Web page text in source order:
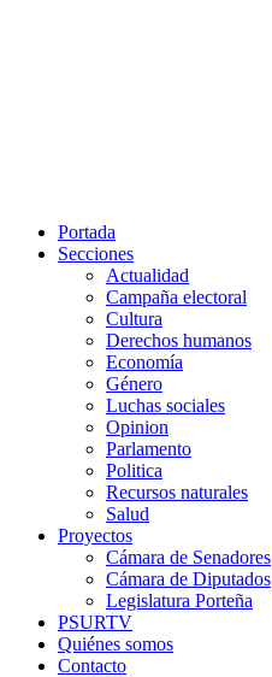
Portada
Secciones
Actualidad
Campaña electoral
Cultura
Derechos humanos
Economía
Género
Luchas sociales
Opinion
Parlamento
Politica
Recursos naturales
Salud
Proyectos
Cámara de Senadores
Cámara de Diputados
Legislatura Porteña
PSURTV
Quiénes somos
Contacto